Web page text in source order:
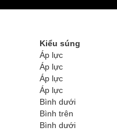
Kiểu súng
Áp lực
Áp lực
Áp lực
Áp lực
Bình dưới
Bình trên
Bình dưới